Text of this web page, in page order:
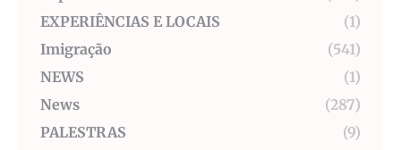
EXPERIÊNCIAS E LOCAIS
(1)
Imigração
(541)
NEWS
(1)
News
(287)
PALESTRAS
(9)